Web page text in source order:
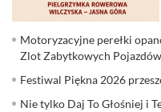
Motoryzacyjne perełki
Zlot Zabytkowych
Festiwal Piękna 2026
Nie tylko Daj To Głośniej i